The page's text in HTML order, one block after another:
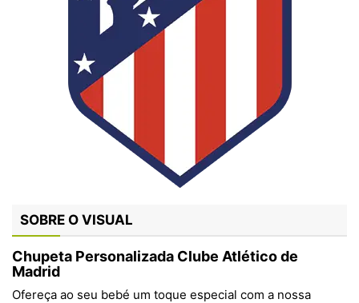
SOBRE O VISUAL
Chupeta Personalizada Clube Atlético de
Madrid
Ofereça ao seu bebé um toque especial com a nossa